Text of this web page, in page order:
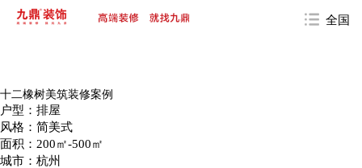
全国
十二橡树美筑装修案例
户型：排屋
风格：简美式
面积：200㎡-500㎡
城市：杭州